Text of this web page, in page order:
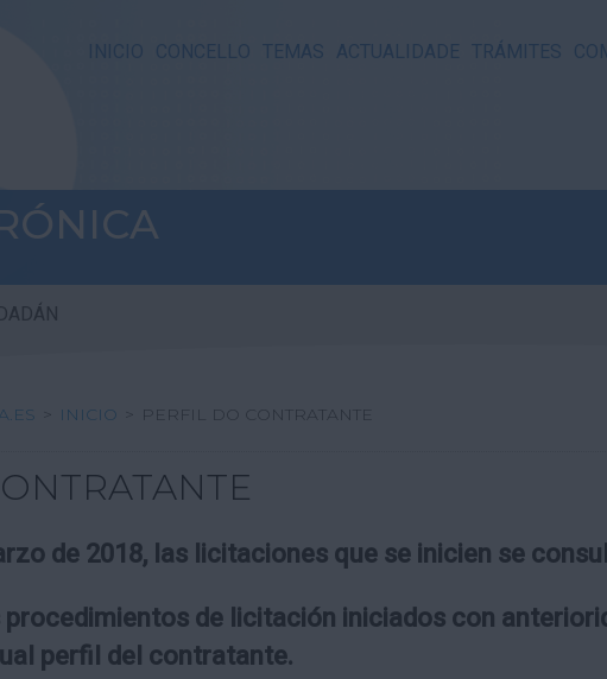
INICIO CONCELLO TEMAS ACTUALIDADE TRÁMITES
> INICIO > PERFIL DO CONTRATANTE
de 2018, las licitaciones que se inicien se
procedimientos de licitación iniciados con
perfil del contratante.